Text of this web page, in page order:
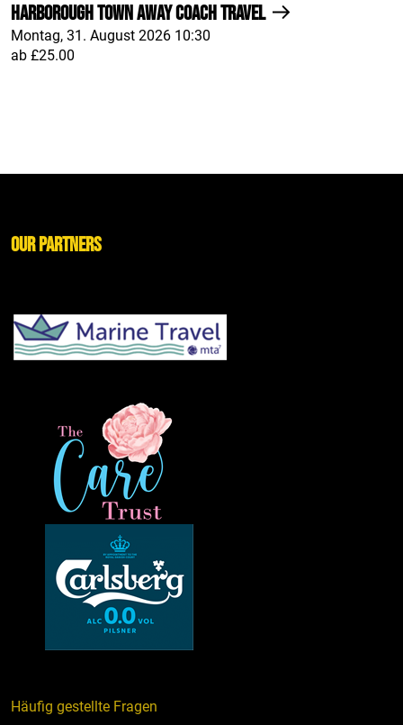
Harborough Town AWAY Coach Travel
Montag, 31. August 2026 10:30
ab £25.00
Häufig gestellte Fragen
Our Partners